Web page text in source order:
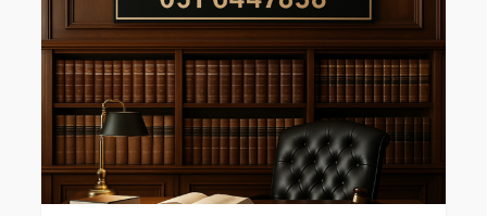
auto
camion:
risarcimento
danni,